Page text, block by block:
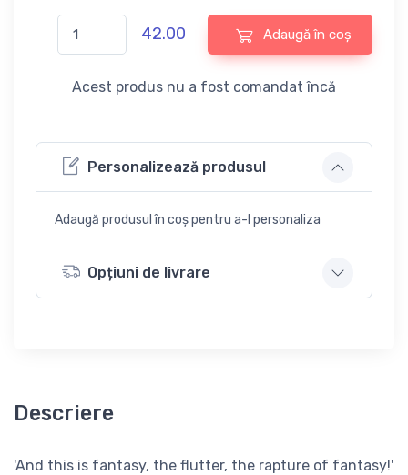
42.00 Adaugă în coș
Acest produs nu a fost comandat încă
Personalizează produsul
Adaugă produsul în coș pentru a-l personaliza
Opțiuni de livrare
Descriere
'And this is fantasy, the flutter, the rapture of fantasy!'